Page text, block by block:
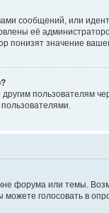
сообщений, или
её
значение
форума или темы.
голосовать в